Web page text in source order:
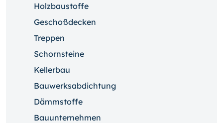
Holzbaustoffe
Geschoßdecken
Treppen
Schornsteine
Kellerbau
Bauwerksabdichtung
Dämmstoffe
Bauunternehmen